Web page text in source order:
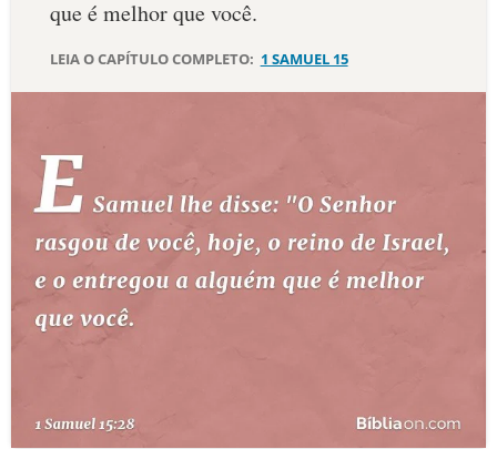
DEVOCIONAL DIÁRIO
10 MANDAMENTOS
ESTUDOS BÍBLICOS
ESBOÇOS DE PREGAÇÃO
TEMAS
TERMO BÍBLICO
que é melhor que você.
LEIA O CAPÍTULO COMPLETO: 1 SAMUEL 15